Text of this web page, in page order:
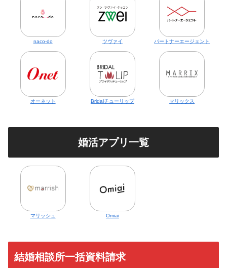
naco-do ツヴァイ パートナーエージェント
オーネット Bridalチューリップ マリックス
婚活アプリ一覧
マリッシュ Omiai
結婚相談所一括資料請求